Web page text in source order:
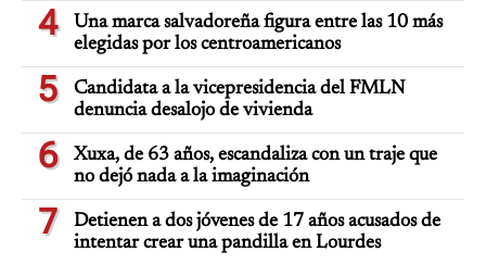
4
Una marca salvadoreña figura entre las 10 más
elegidas por los centroamericanos
5
Candidata a la vicepresidencia del FMLN
denuncia desalojo de vivienda
6
Xuxa, de 63 años, escandaliza con un traje que
no dejó nada a la imaginación
7
Detienen a dos jóvenes de 17 años acusados de
intentar crear una pandilla en Lourdes